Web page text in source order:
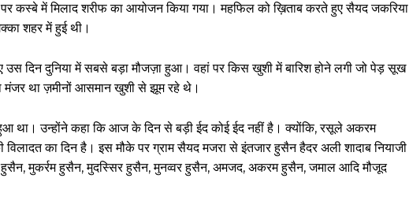
कस्बे में मिलाद शरीफ का आयोजन किया गया। महफिल को ख़िताब करते हुए सैयद जकरिया
शहर में हुई थी।
दिन दुनिया में सबसे बड़ा मौजज़ा हुआ। वहां पर किस खुशी में बारिश होने लगी जो पेड़ सूख
मंजर था ज़मीनों आसमान खुशी से झूम रहे थे।
था। उन्होंने कहा कि आज के दिन से बड़ी ईद कोई ईद नहीं है। क्योंकि, रसूले अकरम
का दिन है। इस मौके पर ग्राम सैयद मजरा से इंतजार हुसैन हैदर अली शादाब नियाजी
हुसैन, मुकर्रम हुसैन, मुदस्सिर हुसैन, मुनव्वर हुसैन, अमजद, अकरम हुसैन, जमाल आदि मौजूद